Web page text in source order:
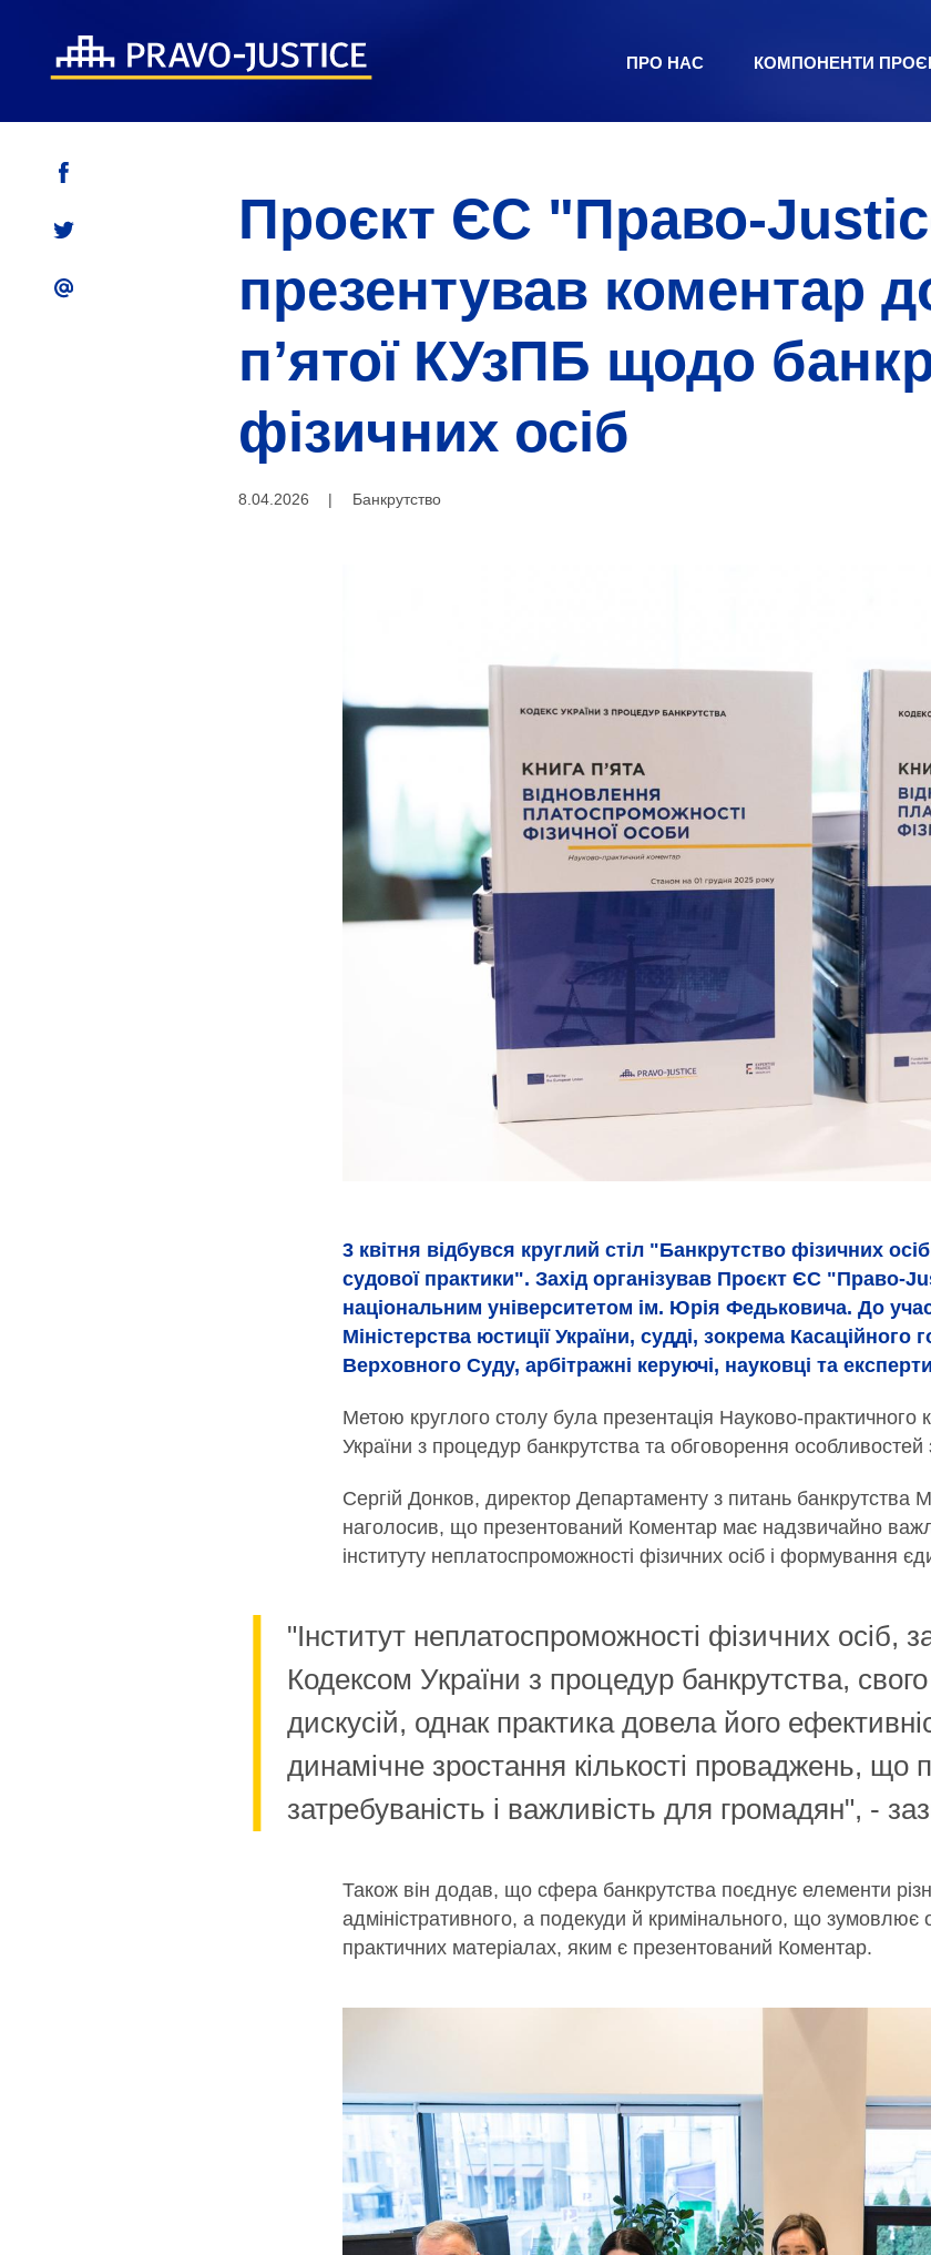
ПРО НАС КОМПОНЕНТИ
Проєкт ЄС "Право-
презентував коментар
п’ятої КУзПБ щодо
фізичних осіб
8.04.2026 | Банкрутство
3 квітня відбувся круглий стіл "Банкрутство фізичних
судової практики". Захід організував Проєкт ЄС "Право-
національним університетом ім. Юрія Федьковича. До
Міністерства юстиції України, судді, зокрема Касаційного
Верховного Суду, арбітражні керуючі, науковці та
Метою круглого столу була презентація Науково-практичного
України з процедур банкрутства та обговорення особливостей
Сергій Донков, директор Департаменту з питань банкрутства
наголосив, що презентований Коментар має надзвичайно
інституту неплатоспроможності фізичних осіб і формування
"Інститут неплатоспроможності фізичних осіб,
Кодексом України з процедур банкрутства,
дискусій, однак практика довела його
динамічне зростання кількості проваджень, що
затребуваність і важливість для громадян", -
Також він додав, що сфера банкрутства поєднує елементи
адміністративного, а подекуди й кримінального, що зумовлює
практичних матеріалах, яким є презентований Коментар.